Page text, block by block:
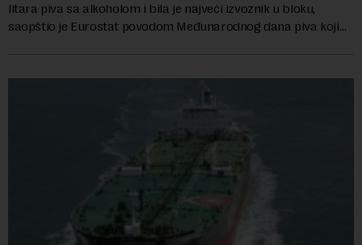
litara piva sa alkoholom i bila je najveći izvoznik u bloku,
saopštio je Eurostat povodom Međunarodnog dana piva koji